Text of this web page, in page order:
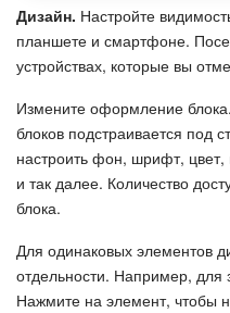
Дизайн. Настройте
планшете и смартфоне.
устройствах, которые вы
Измените оформление
блоков подстраивается под
настроить фон, шрифт,
и так далее. Количество
блока.
Для одинаковых элементов
отдельности. Например, для
Нажмите на элемент, чтобы